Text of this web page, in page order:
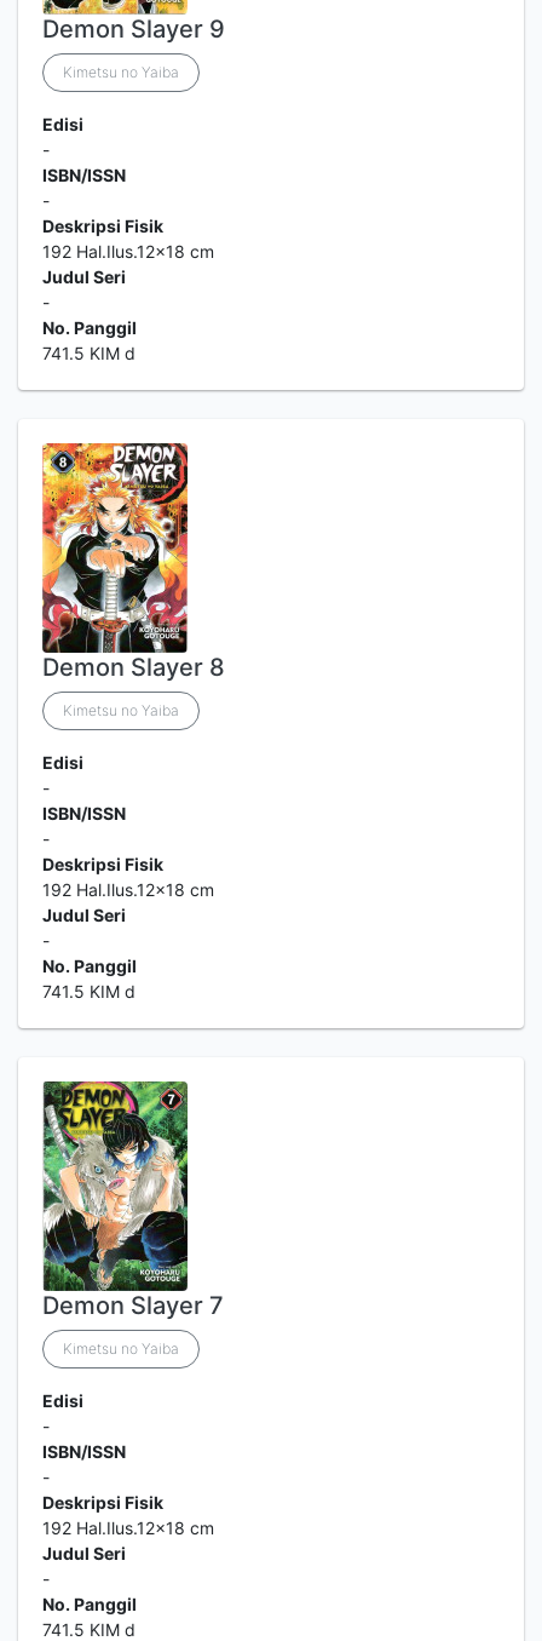
Demon Slayer 9
Kimetsu no Yaiba
Edisi
-
ISBN/ISSN
-
Deskripsi Fisik
192 Hal.Ilus.12x18 cm
Judul Seri
-
No. Panggil
741.5 KIM d
Demon Slayer 8
Kimetsu no Yaiba
Edisi
-
ISBN/ISSN
-
Deskripsi Fisik
192 Hal.Ilus.12x18 cm
Judul Seri
-
No. Panggil
741.5 KIM d
Demon Slayer 7
Kimetsu no Yaiba
Edisi
-
ISBN/ISSN
-
Deskripsi Fisik
192 Hal.Ilus.12x18 cm
Judul Seri
-
No. Panggil
741.5 KIM d